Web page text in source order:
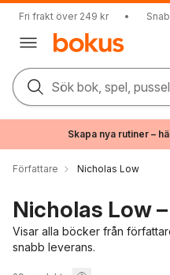
Fri frakt över 249 kr •
Sök bok, spel,
Skapa nya rutiner –
Författare Nicholas Low
Nicholas Low
Visar alla böcker från
snabb leverans.